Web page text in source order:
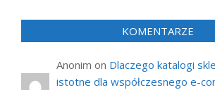
KOMENTARZE
Anonim on Dlaczego katalogi
istotne dla współczesnego e-